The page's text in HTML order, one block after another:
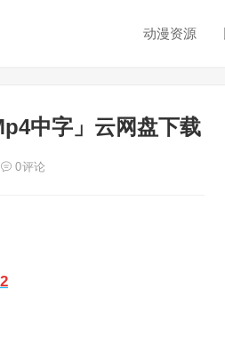
动漫资源
中字」云网盘下载
0评论